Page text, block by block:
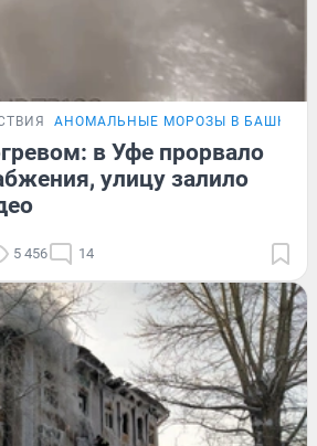
АНОМАЛЬНЫЕ МОРОЗЫ В
в Уфе прорвало
улицу залило
5 456 14